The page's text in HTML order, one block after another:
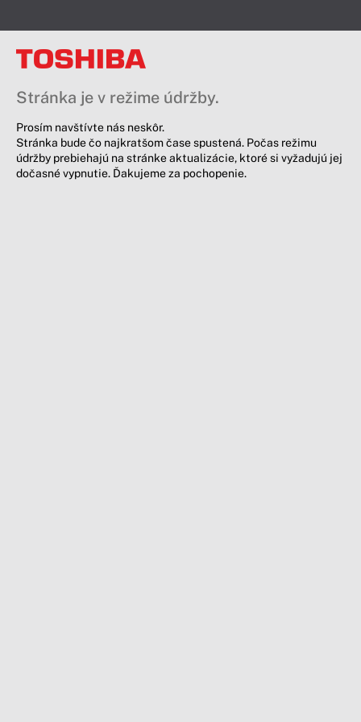
Stránka je v režime údržby.
Prosím navštívte nás neskôr.
Stránka bude čo najkratšom čase spustená. Počas režimu
údržby prebiehajú na stránke aktualizácie, ktoré si vyžadujú jej
dočasné vypnutie. Ďakujeme za pochopenie.